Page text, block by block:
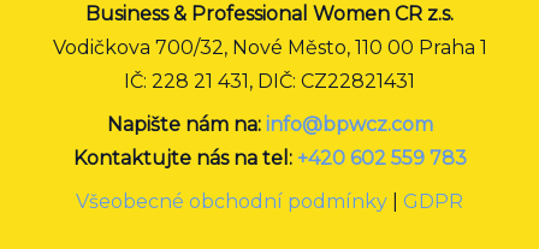
Business & Professional Women CR z.s.
Vodičkova 700/32, Nové Město, 110 00 Praha 1
IČ: 228 21 431, DIČ: CZ22821431
Napište nám na: info@bpwcz.com
Kontaktujte nás na tel: +420 602 559 783
Všeobecné obchodní podmínky
GDPR